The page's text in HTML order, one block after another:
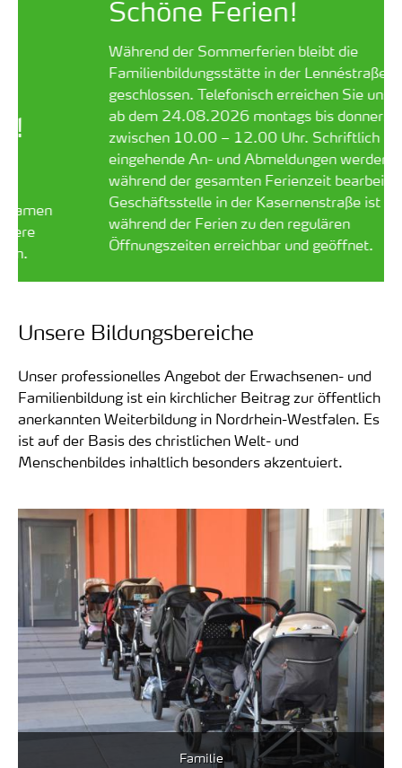
Schöne Ferien!
Während der Sommerferien bleibt die
Familienbildungsstätte in der Lennéstraße
geschlossen. Telefonisch erreichen Sie uns wieder
ab dem 24.08.2026 montags bis donnerstags
zwischen 10.00 – 12.00 Uhr. Schriftlich
eingehende An- und Abmeldungen werden
während der gesamten Ferienzeit bearbeitet. Die
Geschäftsstelle in der Kasernenstraße ist
während der Ferien zu den regulären
Öffnungszeiten erreichbar und geöffnet.
Unsere Bildungsbereiche
Unser professionelles Angebot der Erwachsenen- und
Familienbildung ist ein kirchlicher Beitrag zur öffentlich
anerkannten Weiterbildung in Nordrhein-Westfalen. Es
ist auf der Basis des christlichen Welt- und
Menschenbildes inhaltlich besonders akzentuiert.
Familie